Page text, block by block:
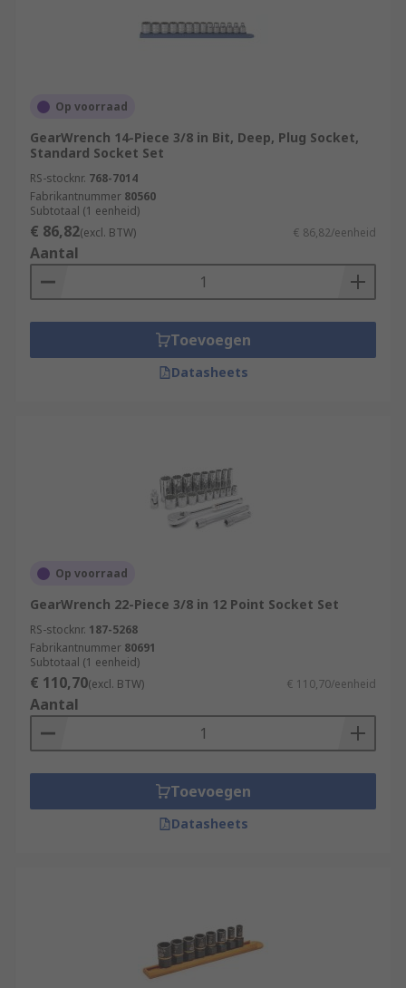
Op voorraad
GearWrench 14-Piece 3/8 in Bit, Deep, Plug Socket,
Standard Socket Set
RS-stocknr. 768-7014
Fabrikantnummer 80560
Subtotaal (1 eenheid)
€ 86,82(excl. BTW) € 86,82/eenheid
Aantal
Toevoegen
Datasheets
Op voorraad
GearWrench 22-Piece 3/8 in 12 Point Socket Set
RS-stocknr. 187-5268
Fabrikantnummer 80691
Subtotaal (1 eenheid)
€ 110,70(excl. BTW) € 110,70/eenheid
Aantal
Toevoegen
Datasheets